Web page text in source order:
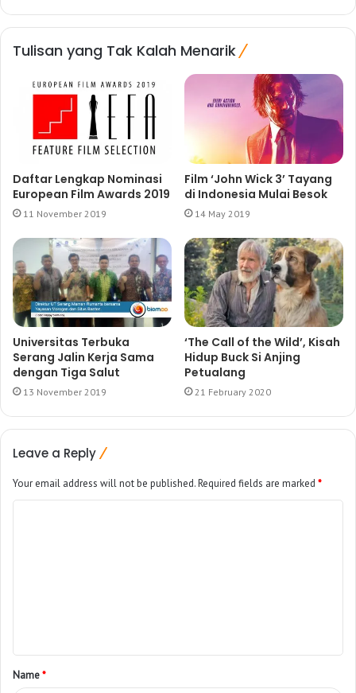
Tulisan yang Tak Kalah Menarik
Daftar Lengkap Nominasi
European Film Awards 2019
11 November 2019
Film ‘John Wick 3’ Tayang
di Indonesia Mulai Besok
14 May 2019
Universitas Terbuka
Serang Jalin Kerja Sama
dengan Tiga Salut
13 November 2019
‘The Call of the Wild’, Kisah
Hidup Buck Si Anjing
Petualang
21 February 2020
Leave a Reply
Your email address will not be published.Required fields are marked *
Name*